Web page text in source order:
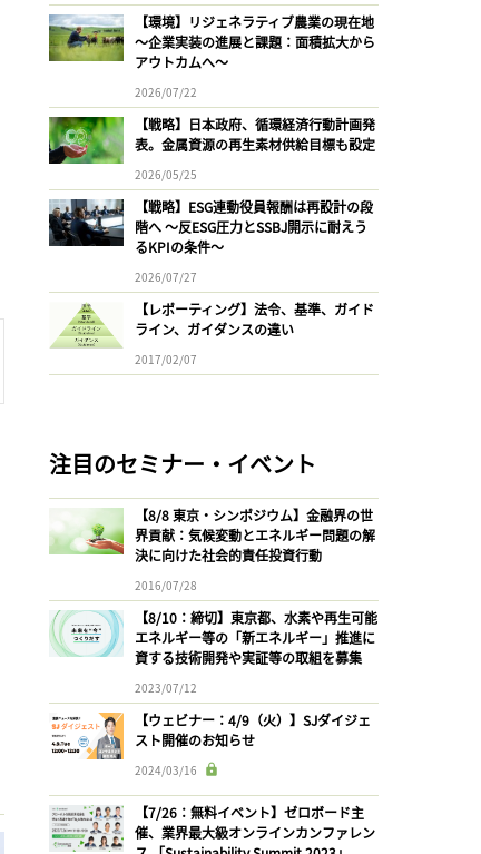
【環境】リジェネラティブ農業の現在地
〜企業実装の進展と課題：面積拡大から
アウトカムへ〜
2026/07/22
【戦略】日本政府、循環経済行動計画発
表。金属資源の再生素材供給目標も設定
2026/05/25
【戦略】ESG連動役員報酬は再設計の段
階へ 〜反ESG圧力とSSBJ開示に耐えう
るKPIの条件〜
2026/07/27
【レポーティング】法令、基準、ガイド
ライン、ガイダンスの違い
2017/02/07
注目のセミナー・イベント
【8/8 東京・シンポジウム】金融界の世
界貢献：気候変動とエネルギー問題の解
決に向けた社会的責任投資行動
2016/07/28
【8/10：締切】東京都、水素や再生可能
エネルギー等の「新エネルギー」推進に
資する技術開発や実証等の取組を募集
2023/07/12
【ウェビナー：4/9（火）】SJダイジェ
スト開催のお知らせ
2024/03/16
【7/26：無料イベント】ゼロボード主
催、業界最大級オンラインカンファレン